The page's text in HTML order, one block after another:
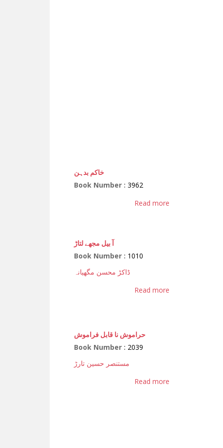
خاکم بدہن
Book Number : 3962
Read more
آ بیل مجھے لتاڑ
Book Number : 1010
ڈاکڑ محسن مگھیانہ
Read more
حراموش نا قابل فراموش
Book Number : 2039
مستنصر حسین تارڑ
Read more